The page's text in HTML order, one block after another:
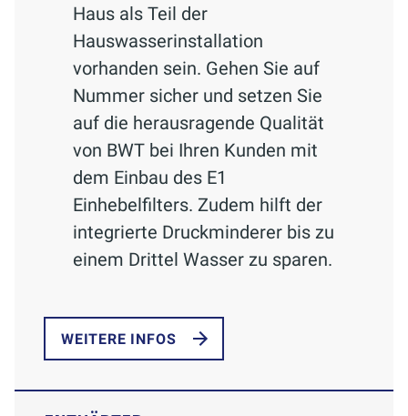
Haus als Teil der
Hauswasserinstallation
vorhanden sein. Gehen Sie auf
Nummer sicher und setzen Sie
auf die herausragende Qualität
von BWT bei Ihren Kunden mit
dem Einbau des E1
Einhebelfilters. Zudem hilft der
integrierte Druckminderer bis zu
einem Drittel Wasser zu sparen.
WEITERE INFOS